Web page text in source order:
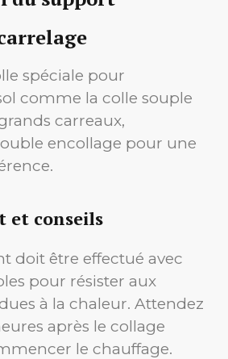
spéciale pour
comme la colle souple
carreaux,
encollage pour une
et conseils
doit être effectué avec
pour résister aux
à la chaleur. Attendez
après le collage
le chauffage.